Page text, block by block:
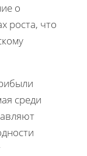
о
роста, что
среди